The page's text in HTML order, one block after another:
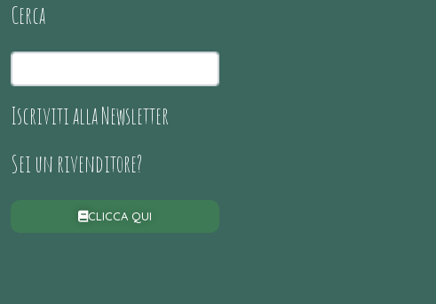
Cerca
Iscriviti alla Newsletter
Sei un rivenditore?
CLICCA QUI